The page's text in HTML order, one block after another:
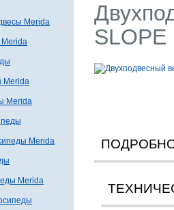
Merida
Merida
Merida
Merida
Merida
SLOPE